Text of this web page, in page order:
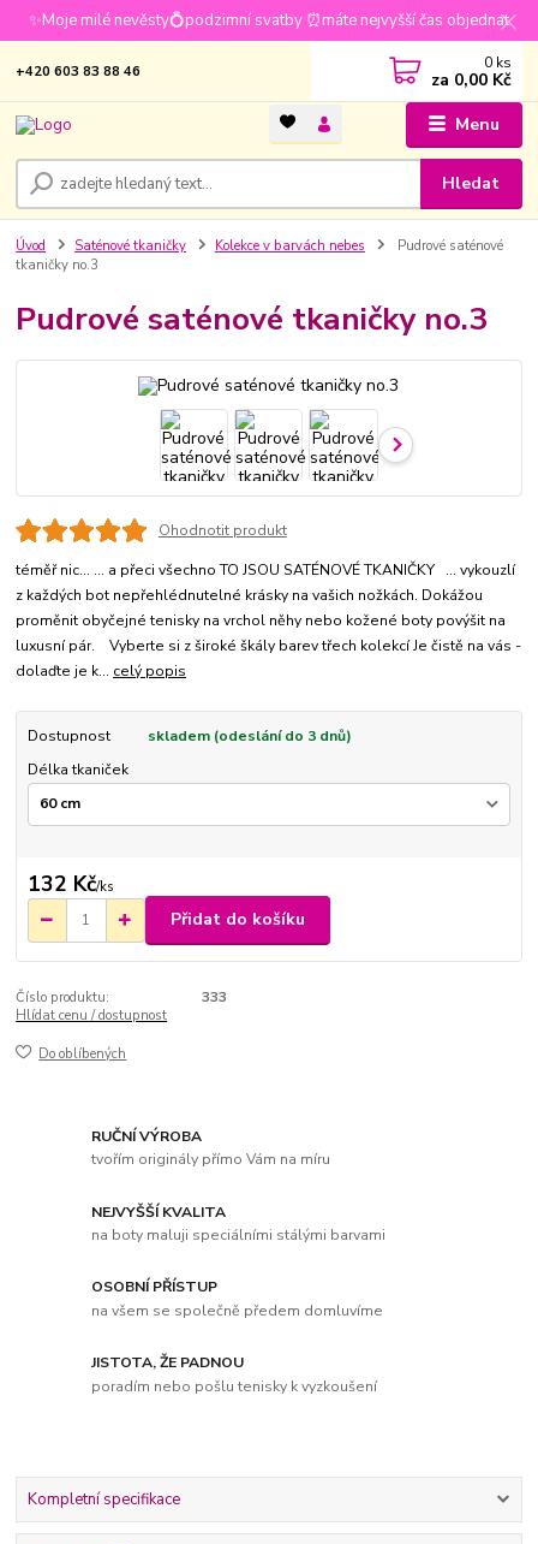
✨Moje milé nevěsty💍podzimní svatby ⏰máte nejvyšší čas objednat
Menu
Hledat
+420 603 83 88 46 0 ks
za 0,00 Kč
Úvod Saténové tkaničky Kolekce v barvách nebes
Pudrové saténové
tkaničky no.3
Pudrové saténové tkaničky no.3
Ohodnotit produkt
téměř nic... ... a přeci všechno TO JSOU SATÉNOVÉ TKANIČKY ... vykouzlí
z každých bot nepřehlédnutelné krásky na vašich nožkách. Dokážou
proměnit obyčejné tenisky na vrchol něhy nebo kožené boty povýšit na
luxusní pár. Vyberte si z široké škály barev třech kolekcí Je čistě na vás -
dolaďte je k... celý popis
Dostupnost
skladem (odeslání do 3 dnů)
Délka tkaniček
132 Kč/ks
Přidat do košíku
Číslo produktu:
333
Hlídat cenu / dostupnost
Do oblíbených
RUČNÍ VÝROBA
tvořím originály přímo Vám na míru
NEJVYŠŠÍ KVALITA
na boty maluji speciálními stálými barvami
OSOBNÍ PŘÍSTUP
na všem se společně předem domluvíme
JISTOTA, ŽE PADNOU
poradím nebo pošlu tenisky k vyzkoušení
Kompletní specifikace